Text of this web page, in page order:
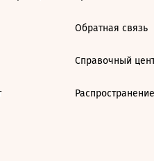
Обратная связь
Справочный
Распространение